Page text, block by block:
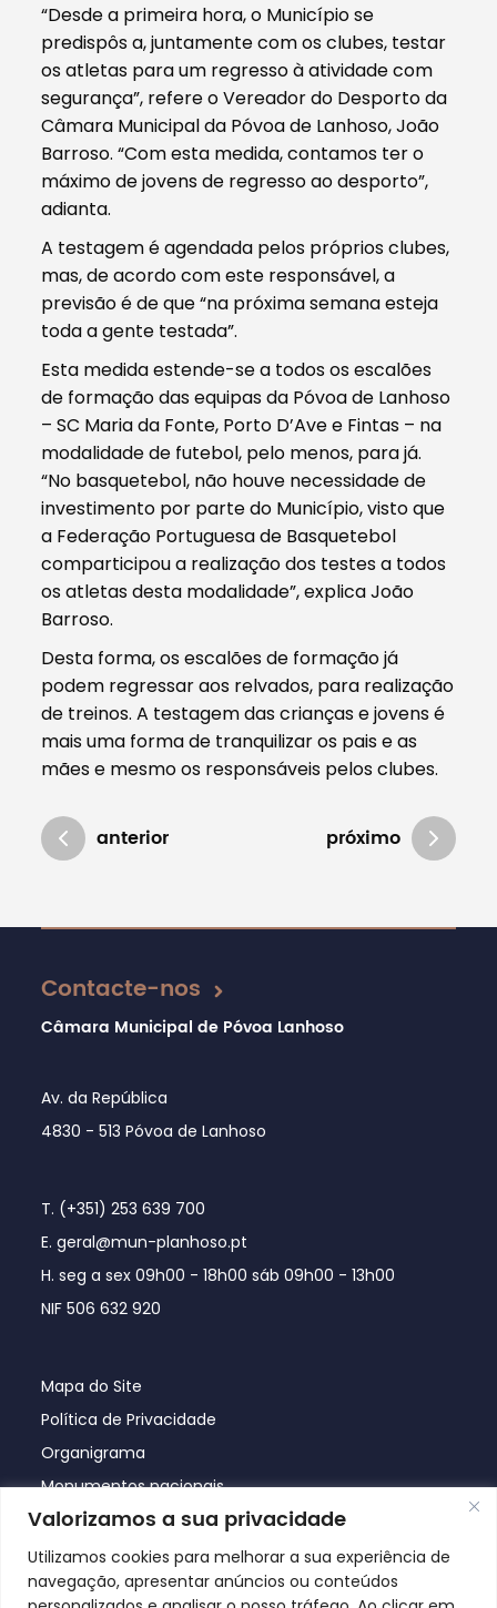
Valorizamos a sua privacidade
Utilizamos cookies para melhorar a sua experiência de
navegação, apresentar anúncios ou conteúdos
“Desde a primeira hora, o Município se
predispôs a, juntamente com os clubes, testar
os atletas para um regresso à atividade com
segurança”, refere o Vereador do Desporto da
Câmara Municipal da Póvoa de Lanhoso, João
Barroso. “Com esta medida, contamos ter o
máximo de jovens de regresso ao desporto”,
adianta.
A testagem é agendada pelos próprios clubes,
mas, de acordo com este responsável, a
previsão é de que “na próxima semana esteja
toda a gente testada”.
Esta medida estende-se a todos os escalões
de formação das equipas da Póvoa de Lanhoso
– SC Maria da Fonte, Porto D’Ave e Fintas – na
modalidade de futebol, pelo menos, para já.
“No basquetebol, não houve necessidade de
investimento por parte do Município, visto que
a Federação Portuguesa de Basquetebol
comparticipou a realização dos testes a todos
os atletas desta modalidade”, explica João
Barroso.
Desta forma, os escalões de formação já
podem regressar aos relvados, para realização
de treinos. A testagem das crianças e jovens é
mais uma forma de tranquilizar os pais e as
mães e mesmo os responsáveis pelos clubes.
anterior próximo
Atualizado em 28/04/2021
Contacte-nos
Câmara Municipal de Póvoa Lanhoso
Av. da República
4830 - 513 Póvoa de Lanhoso
T. (+351) 253 639 700
E. geral@mun-planhoso.pt
H. seg a sex 09h00 - 18h00 sáb 09h00 - 13h00
NIF 506 632 920
Mapa do Site
Política de Privacidade
Organigrama
Monumentos nacionais